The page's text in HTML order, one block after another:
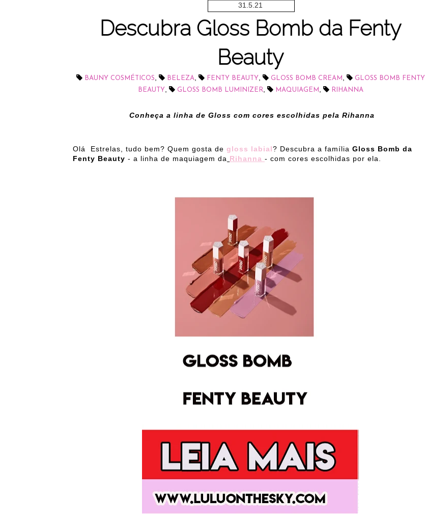
31.5.21
Descubra Gloss Bomb da Fenty
Beauty
BAUNY COSMÉTICOS BELEZA FENTY BEAUTY, GLOSS BOMB CREAM
GLOSS BOMB FENTY
BEAUTY, GLOSS BOMB LUMINIZER MAQUIAGEM RIHANNA
Conheça a linha de Gloss com cores escolhidas pela Rihanna
Olá Estrelas, tudo bem? Quem gosta de gloss labial? Descubra a família Gloss Bomb da
Fenty Beauty - a linha de maquiagem da Rihanna - com cores escolhidas por ela.